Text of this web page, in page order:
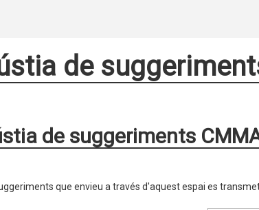
de
de suggeriments
que envieu a través d'aquest espai es